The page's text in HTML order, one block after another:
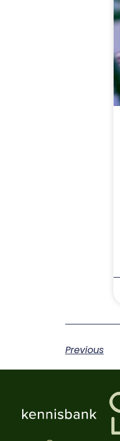
Previous